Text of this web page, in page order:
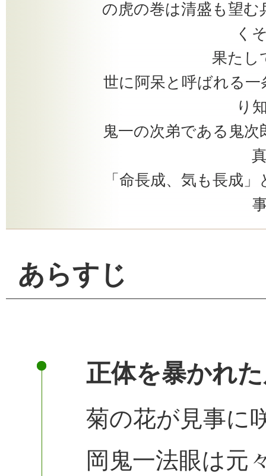
の虎の巻は清盛も望
く
果たし
世に阿呆と呼ばれる
り
鬼一の次弟である鬼
「命長成、気も長成
あらすじ
正体を暴かれ
菊の花が見事に
岡鬼一法眼は元